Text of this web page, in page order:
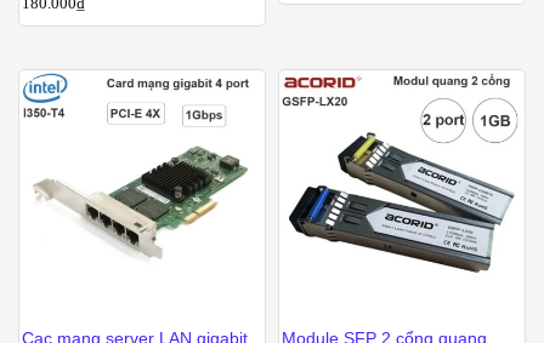
Cạc mạng server LAN gigabit
Module SFP 2 cổng quang